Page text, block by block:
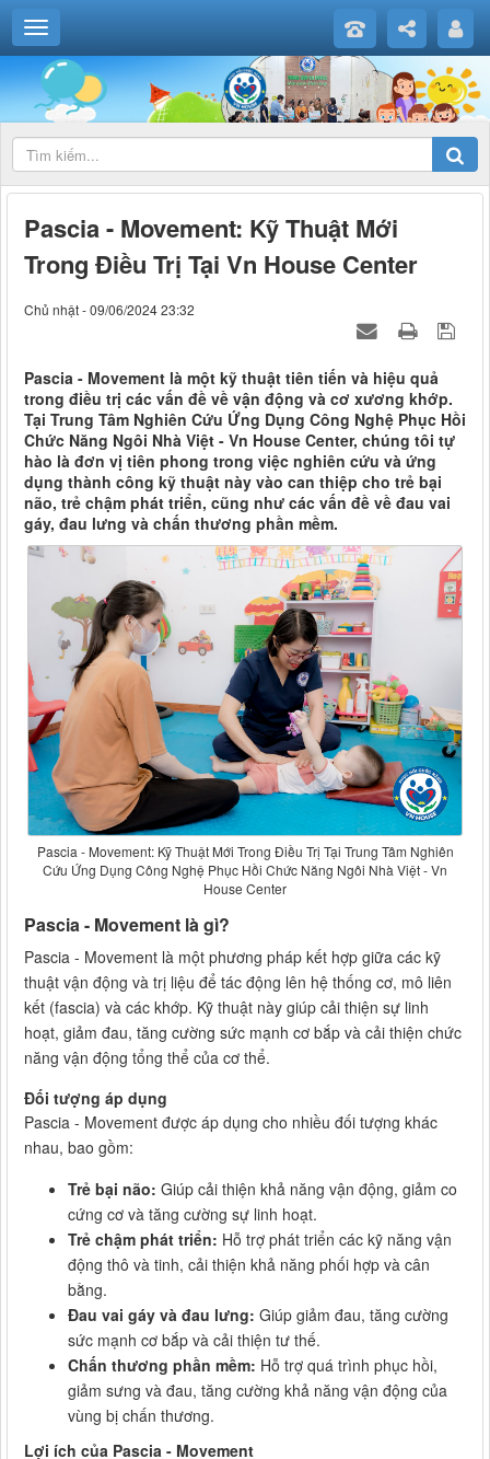
Pascia - Movement: Kỹ Thuật Mới
Trong Điều Trị Tại Vn House Center
Chủ nhật - 09/06/2024 23:32
Pascia - Movement là một kỹ thuật tiên tiến và hiệu quả
trong điều trị các vấn đề về vận động và cơ xương khớp.
Tại Trung Tâm Nghiên Cứu Ứng Dụng Công Nghệ Phục Hồi
Chức Năng Ngôi Nhà Việt - Vn House Center, chúng tôi tự
hào là đơn vị tiên phong trong việc nghiên cứu và ứng
dụng thành công kỹ thuật này vào can thiệp cho trẻ bại
não, trẻ chậm phát triển, cũng như các vấn đề về đau vai
gáy, đau lưng và chấn thương phần mềm.
Pascia - Movement: Kỹ Thuật Mới Trong Điều Trị Tại Trung Tâm Nghiên
Cứu Ứng Dụng Công Nghệ Phục Hồi Chức Năng Ngôi Nhà Việt - Vn
House Center
Pascia - Movement là gì?
Pascia - Movement là một phương pháp kết hợp giữa các kỹ
thuật vận động và trị liệu để tác động lên hệ thống cơ, mô liên
kết (fascia) và các khớp. Kỹ thuật này giúp cải thiện sự linh
hoạt, giảm đau, tăng cường sức mạnh cơ bắp và cải thiện chức
năng vận động tổng thể của cơ thể.
Đối tượng áp dụng
Pascia - Movement được áp dụng cho nhiều đối tượng khác
nhau, bao gồm:
Trẻ bại não: Giúp cải thiện khả năng vận động, giảm co
cứng cơ và tăng cường sự linh hoạt.
Trẻ chậm phát triển: Hỗ trợ phát triển các kỹ năng vận
động thô và tinh, cải thiện khả năng phối hợp và cân
bằng.
Đau vai gáy và đau lưng: Giúp giảm đau, tăng cường
sức mạnh cơ bắp và cải thiện tư thế.
Chấn thương phần mềm: Hỗ trợ quá trình phục hồi,
giảm sưng và đau, tăng cường khả năng vận động của
vùng bị chấn thương.
Lợi ích của Pascia - Movement